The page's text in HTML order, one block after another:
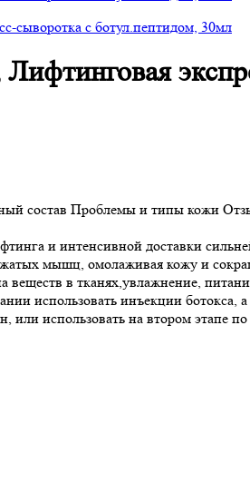
состав Проблемы и типы кожи
и интенсивной доставки
мышц, омолаживая кожу и
веществ в тканях,️увлажнение,
использовать инъекции ботокса,
использовать на втором этапе по